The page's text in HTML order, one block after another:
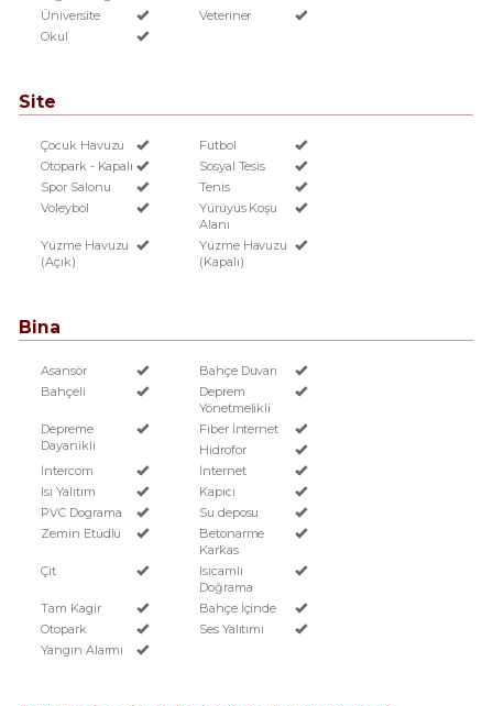
Üniversite
Veteriner
Okul
Site
Çocuk Havuzu
Futbol
Otopark - Kapalı
Sosyal Tesis
Spor Salonu
Tenis
Voleybol
Yürüyüs Koşu
Alanı
Yüzme Havuzu
(Açık)
Yüzme Havuzu
(Kapalı)
Bina
Asansör
Bahçe Duvarı
Bahçeli
Deprem
Yönetmelikli
Depreme
Dayanikli
Fiber İnternet
Hidrofor
İntercom
İnternet
Isı Yalıtım
Kapıcı
PVC Dograma
Su deposu
Zemin Etüdlü
Betonarme
Karkas
Çit
Isıcamlı
Doğrama
Tam Kagir
Bahçe İçinde
Otopark
Ses Yalıtımı
Yangın Alarmı